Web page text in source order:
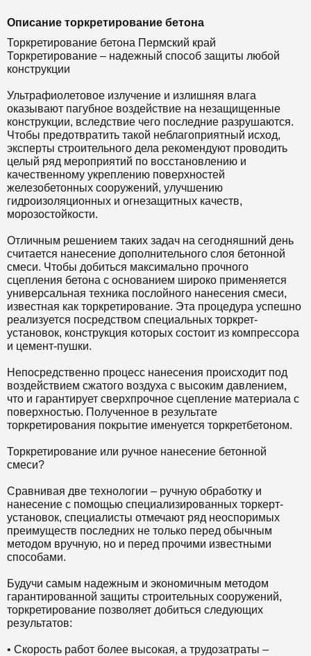
Описание торкретирование бетона
Торкретирование бетона Пермский край
Торкретирование – надежный способ защиты любой
конструкции
Ультрафиолетовое излучение и излишняя влага
оказывают пагубное воздействие на незащищенные
конструкции, вследствие чего последние разрушаются.
Чтобы предотвратить такой неблагоприятный исход,
эксперты строительного дела рекомендуют проводить
целый ряд мероприятий по восстановлению и
качественному укреплению поверхностей
железобетонных сооружений, улучшению
гидроизоляционных и огнезащитных качеств,
морозостойкости.
Отличным решением таких задач на сегодняшний день
считается нанесение дополнительного слоя бетонной
смеси. Чтобы добиться максимально прочного
сцепления бетона с основанием широко применяется
универсальная техника послойного нанесения смеси,
известная как торкретирование. Эта процедура успешно
реализуется посредством специальных торкрет-
установок, конструкция которых состоит из компрессора
и цемент-пушки.
Непосредственно процесс нанесения происходит под
воздействием сжатого воздуха с высоким давлением,
что и гарантирует сверхпрочное сцепление материала с
поверхностью. Полученное в результате
торкретирования покрытие именуется торкретбетоном.
Торкретирование или ручное нанесение бетонной
смеси?
Сравнивая две технологии – ручную обработку и
нанесение с помощью специализированных торкерт-
установок, специалисты отмечают ряд неоспоримых
преимуществ последних не только перед обычным
методом вручную, но и перед прочими известными
способами.
Будучи самым надежным и экономичным методом
гарантированной защиты строительных сооружений,
торкретирование позволяет добиться следующих
результатов:
• Скорость работ более высокая, а трудозатраты –